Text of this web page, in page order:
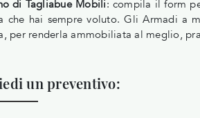
di Tagliabue Mobili: compila il form
che hai sempre voluto. Gli Armadi a
per renderla ammobiliata al meglio,
un preventivo: